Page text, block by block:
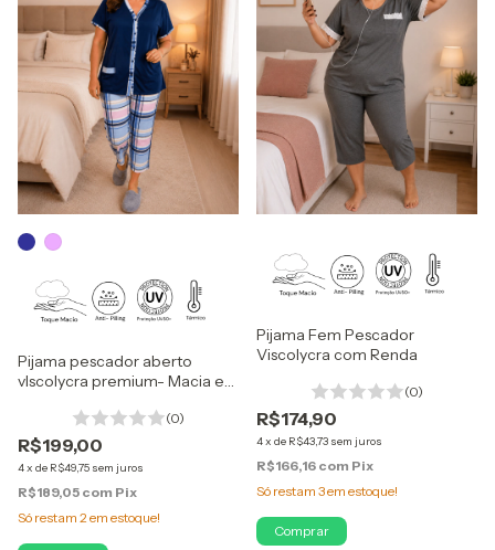
Pijama pescador aberto
vIscolycra premium- Macia e
(0)
R$199,00
4x de R$49,75 sem juros
R$189,05 com Pix
Só restam 2 em estoque!
Pijama Fem Pescador
Viscolycra com Renda
(0)
R$174,90
4x de R$43,73 sem juros
R$166,16 com Pix
Só restam 3em estoque!
Comprar